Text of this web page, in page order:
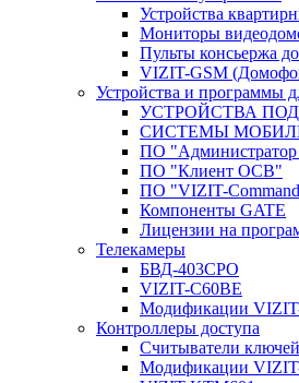
Устройства
Мониторы
Пульты консьержа
VIZIT-GSM
Устройства и программы
УСТРОЙСТВА
CИСТЕМЫ
ПО
ПО "Клиент ОСВ"
ПО "VIZIT-
Компоненты GATE
Лицензии на
Телекамеры
БВД-403СРО
VIZIT-С60BE
Модификации
Контроллеры доступа
Считыватели
Модификации